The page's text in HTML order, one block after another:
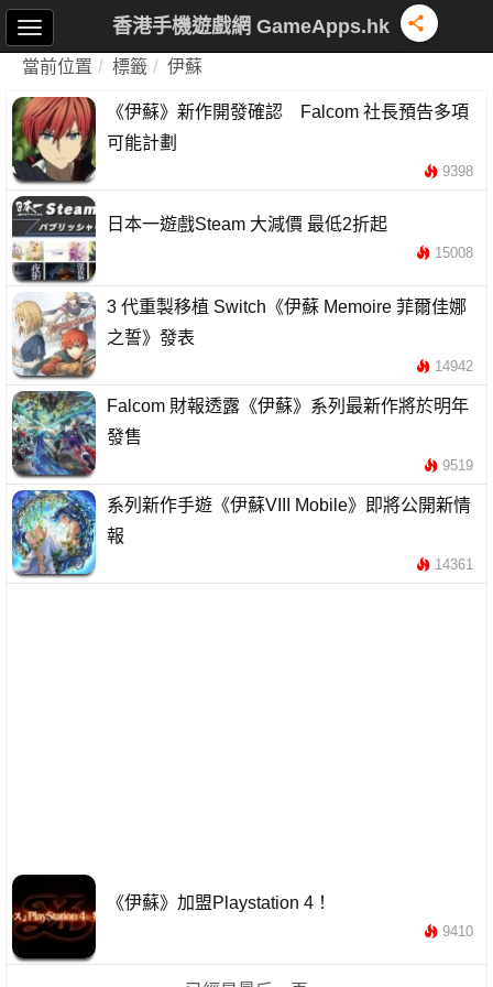
香港手機遊戲網 GameApps.hk
當前位置 標籤 伊蘇
《伊蘇》新作開發確認 Falcom 社長預告多項
可能計劃
9398
日本一遊戲Steam 大減價 最低2折起
15008
3 代重製移植 Switch《伊蘇 Memoire 菲爾佳娜
之誓》發表
14942
Falcom 財報透露《伊蘇》系列最新作將於明年
發售
9519
系列新作手遊《伊蘇VIII Mobile》即將公開新情
報
14361
《伊蘇》加盟Playstation 4！
9410